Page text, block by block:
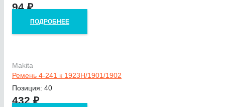
94₽
ПОДРОБНЕЕ
Makita
Ремень 4-241 к 1923H/1901/1902
Позиция: 40
432₽